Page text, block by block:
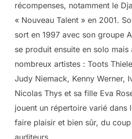
récompenses, notamment le
« Nouveau Talent » en 2001.
sort en 1997 avec son groupe
se produit ensuite en solo mais
nombreux artistes : Toots
Judy Niemack, Kenny Werner,
Nicolas Thys et sa fille Eva
jouent un répertoire varié dans
faire plaisir et bien sûr, du